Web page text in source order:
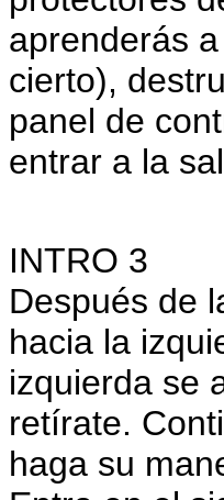
aprenderás
cierto),
panel de
entrar a la
INTRO 3
Después de
hacia la
izquierda se
retírate.
haga su